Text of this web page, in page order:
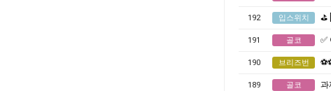
192 입스위치 ⛳
191 골코 ✅
190 브리즈번
189 골코 과